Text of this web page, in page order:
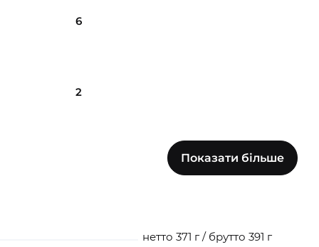
6
2
Показати більше
нетто 371 г / брутто 391 г